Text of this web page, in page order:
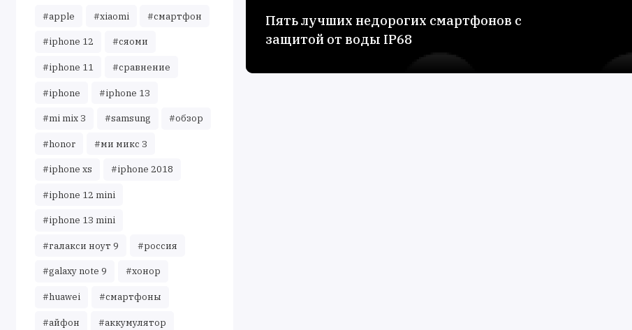
#apple #xiaomi #смартфон
#iphone 12 #сяоми
#iphone 11 #сравнение
#iphone #iphone 13
#mi mix 3 #samsung #обзор
#honor #ми микс 3
#iphone xs #iphone 2018
#iphone 12 mini
#iphone 13 mini
#галакси ноут 9 #россия
#galaxy note 9 #хонор
#huawei #смартфоны
#айфон #аккумулятор
Пять лучших недорогих смартфонов с
защитой от воды IP68